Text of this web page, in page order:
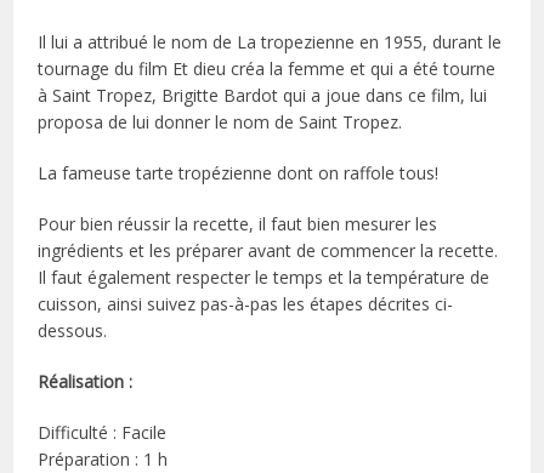
Il lui a attribué le nom de La tropezienne en 1955, durant le
tournage du film Et dieu créa la femme et qui a été tourne
à Saint Tropez, Brigitte Bardot qui a joue dans ce film, lui
proposa de lui donner le nom de Saint Tropez.
La fameuse tarte tropézienne dont on raffole tous!
Pour bien réussir la recette, il faut bien mesurer les
ingrédients et les préparer avant de commencer la recette.
Il faut également respecter le temps et la température de
cuisson, ainsi suivez pas-à-pas les étapes décrites ci-
dessous.
Réalisation :
Difficulté : Facile
Préparation : 1 h